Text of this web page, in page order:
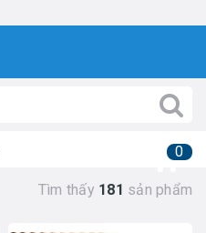
0
Tìm thấy 181 sản phẩm